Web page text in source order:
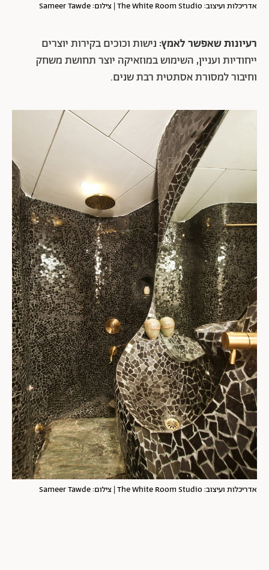
אדריכלות ועיצוב: The White Room Studio | צילום: Sameer Tawde
רעיונות שאפשר לאמץ: נישות וכוכים בקירות יוצרים
ייחודיות ועניין, השימוש במוזאיקה יוצר תחושת משחק
וחיבור למסורת אסתטית רבת שנים.
אדריכלות ועיצוב: The White Room Studio | צילום: Sameer Tawde